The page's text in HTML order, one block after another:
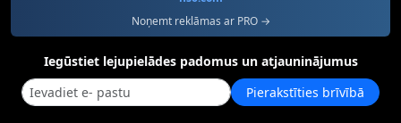
Noņemt reklāmas ar PRO →
Iegūstiet lejupielādes padomus un atjauninājumus
Pierakstīties brīvībā